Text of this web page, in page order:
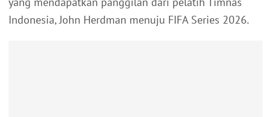
Indonesia, John Herdman menuju FIFA Series 2026.